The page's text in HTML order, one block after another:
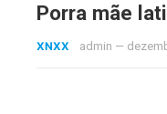
Porra mãe
XNXX admin —